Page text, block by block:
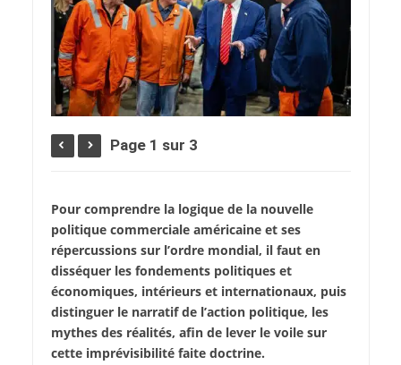
Page 1 sur 3
Pour comprendre la logique de la nouvelle
politique commerciale américaine et ses
répercussions sur l’ordre mondial, il faut en
disséquer les fondements politiques et
économiques, intérieurs et internationaux, puis
distinguer le narratif de l’action politique, les
mythes des réalités, afin de lever le voile sur
cette imprévisibilité faite doctrine.